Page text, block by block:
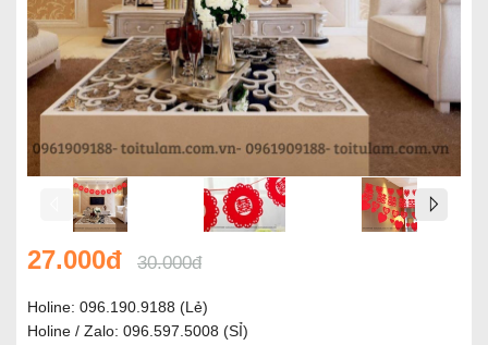
27.000đ 30.000đ
Holine: 096.190.9188 (Lẻ)
Holine / Zalo: 096.597.5008 (SỈ)